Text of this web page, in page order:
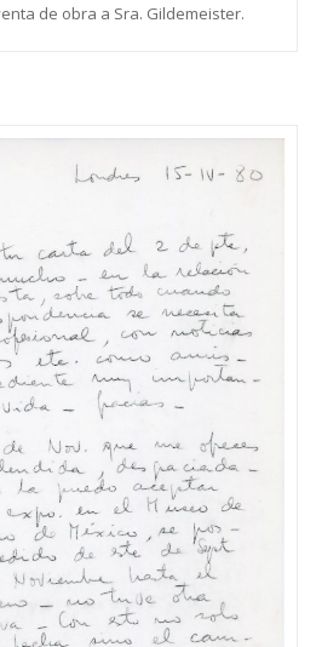
de obra a Sra. Gildemeister.